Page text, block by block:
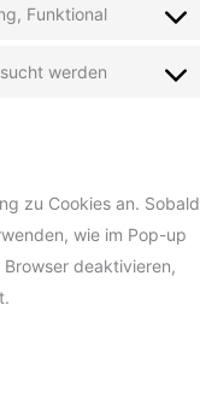
vimeo
google-
Funktional
Consent
werden
Consent
zu Cookies an. Sobald
wie im Pop-up
deaktivieren,